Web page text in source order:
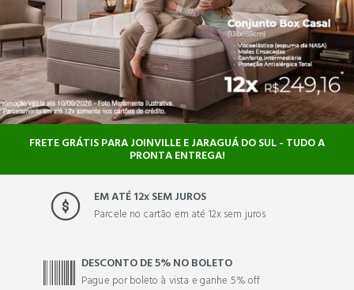
FRETE GRÁTIS PARA JOINVILLE E JARAGUÁ DO SUL - TUDO A
PRONTA ENTREGA!
EM ATÉ 12x SEM JUROS
Parcele no cartão em até 12x sem juros
DESCONTO DE 5% NO BOLETO
Pague por boleto à vista e ganhe 5% off